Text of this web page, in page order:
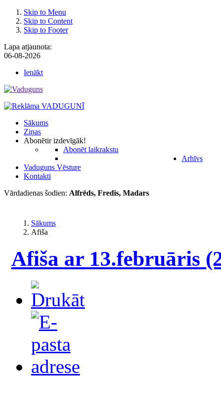
Skip to Menu
Skip to Content
Skip to Footer
Lapa atjaunota:
06-08-2026
Ienākt
Sākums
Ziņas
Abonētir izdevīgāk!
Abonēt laikrakstu
Arhīvs
Vaduguns Vēsture
Kontakti
Vārdadienas šodien: Alfrēds, Fredis, Madars
Sākums
Afiša
Afiša ar 13.februāris